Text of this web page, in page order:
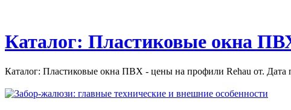
Каталог: Пластиковые окна
Каталог: Пластиковые окна ПВХ - цены на профили Rehau от. Дата